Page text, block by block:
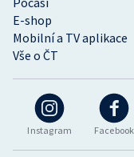
Instagram Facebook
E-shop
Mobilní a TV aplikace
Vše o ČT